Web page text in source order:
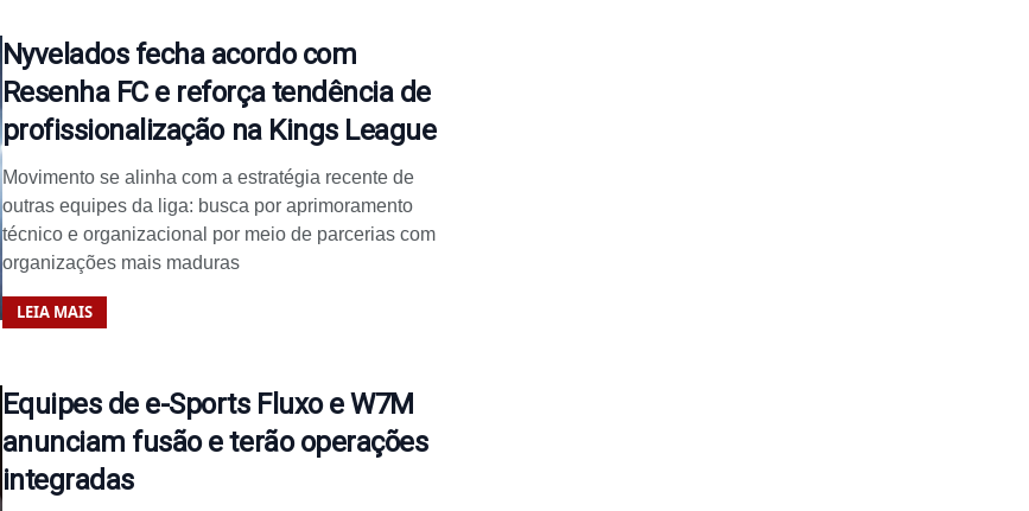
Nyvelados fecha acordo com
Resenha FC e reforça tendência de
profissionalização na Kings League
Movimento se alinha com a estratégia recente de
outras equipes da liga: busca por aprimoramento
técnico e organizacional por meio de parcerias com
organizações mais maduras
LEIA MAIS
Equipes de e-Sports Fluxo e W7M
anunciam fusão e terão operações
integradas